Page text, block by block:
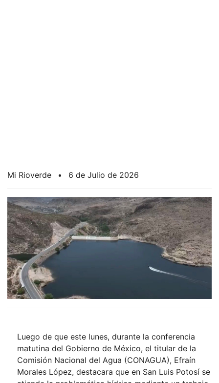
Mi Rioverde • 6 de Julio de 2026
Luego de que este lunes, durante la conferencia
matutina del Gobierno de México, el titular de la
Comisión Nacional del Agua (CONAGUA), Efraín
Morales López, destacara que en San Luis Potosí se